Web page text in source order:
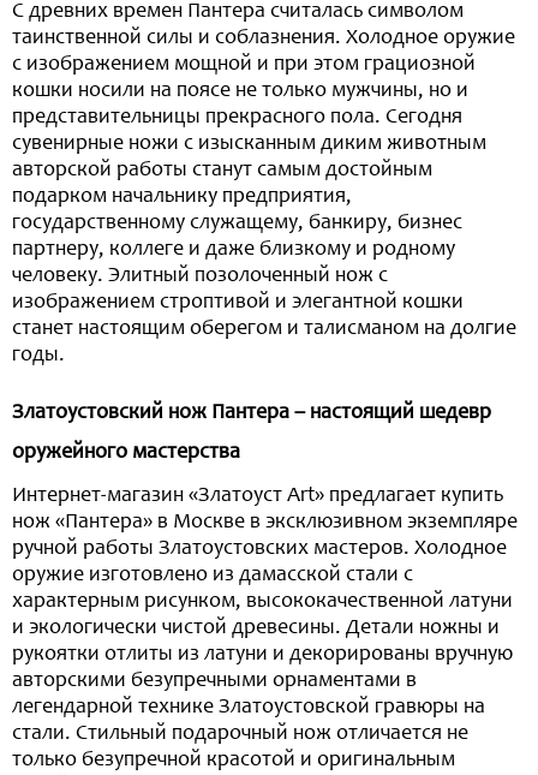
С древних времен Пантера считалась символом
таинственной силы и соблазнения. Холодное оружие
с изображением мощной и при этом грациозной
кошки носили на поясе не только мужчины, но и
представительницы прекрасного пола. Сегодня
сувенирные ножи с изысканным диким животным
авторской работы станут самым достойным
подарком начальнику предприятия,
государственному служащему, банкиру, бизнес
партнеру, коллеге и даже близкому и родному
человеку. Элитный позолоченный нож с
изображением строптивой и элегантной кошки
станет настоящим оберегом и талисманом на долгие
годы.
Златоустовский нож Пантера – настоящий шедевр
оружейного мастерства
Интернет-магазин «Златоуст Art» предлагает купить
нож «Пантера» в Москве в эксклюзивном экземпляре
ручной работы Златоустовских мастеров. Холодное
оружие изготовлено из дамасской стали с
характерным рисунком, высококачественной латуни
и экологически чистой древесины. Детали ножны и
рукоятки отлиты из латуни и декорированы вручную
авторскими безупречными орнаментами в
легендарной технике Златоустовской гравюры на
стали. Стильный подарочный нож отличается не
только безупречной красотой и оригинальным